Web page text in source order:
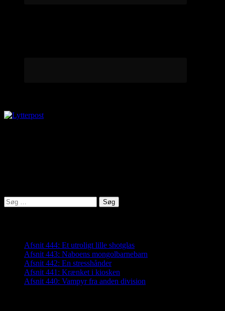
Søg
efter:
Afsnit 444: Et utroligt lille shotglas
Afsnit 443: Naboens mongolbarnebarn
Afsnit 442: En stresshånder
Afsnit 441: Krænket i kiosken
Afsnit 440: Vampyr fra anden division